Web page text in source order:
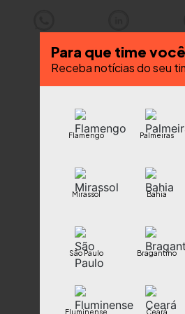
Para que time
Receba notícias do seu
Flamengo Palmeiras
Mirassol Bahia
São Paulo Bragantino
Fluminense Ceará